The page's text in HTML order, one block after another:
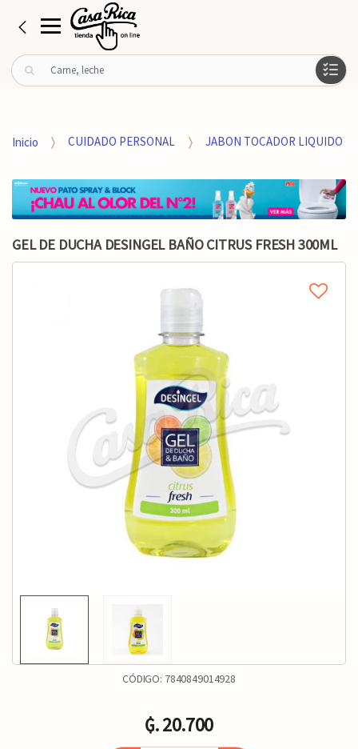
B
u
r
o
:
Inicio CUIDADO PERSONAL JABON TOCADOR LIQUIDO
GEL DE DUCHA DESINGEL BAÑO CITRUS FRESH 300ML
CÓDIGO: 7840849014928
₲. 20.700